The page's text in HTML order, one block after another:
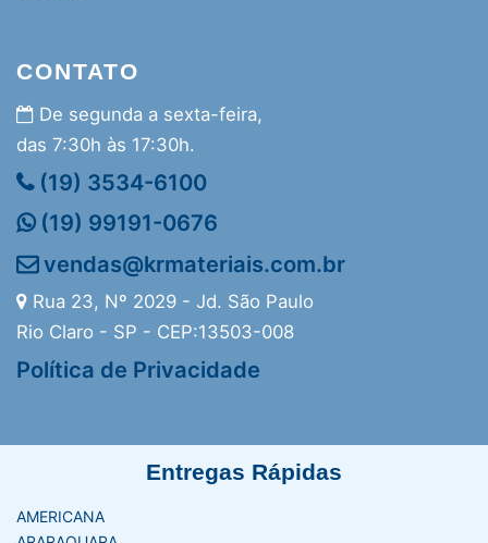
CONTATO
De segunda a sexta-feira,
das 7:30h às 17:30h.
(19) 3534-6100
(19) 99191-0676
vendas@krmateriais.com.br
Rua 23, Nº 2029 - Jd. São Paulo
Rio Claro - SP - CEP:13503-008
Política de Privacidade
Entregas Rápidas
AMERICANA